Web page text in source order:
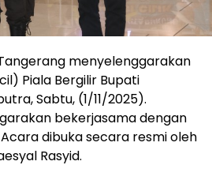
menyelenggarakan
Piala Bergilir Bupati
Sabtu, (1/11/2025).
bekerjasama dengan
dibuka secara resmi oleh
Rasyid.